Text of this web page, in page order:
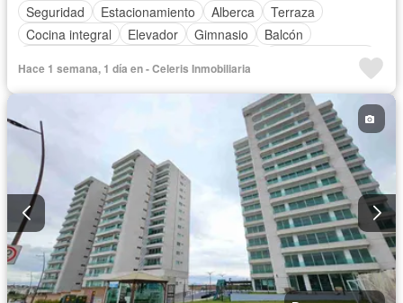
Seguridad
Estacionamiento Alberca
Terraza
Cocina integral
Elevador Gimnasio
Balcón
Cocina equipada
Zona infantil
Sala polivalente Internet
Jacuzzi
Agua
Calefacción
Asador
Chimenea
Vista panorámica
Recámara con closet Sauna
Wifi
Conserje
Caseta de vigilancia
Completamente amueblado
Hace 1 semana, 1 día en - Celeris Inmobiliaria